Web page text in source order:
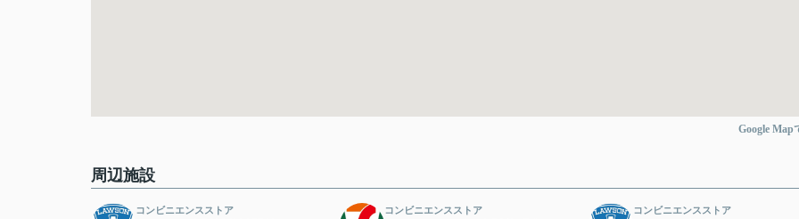
Google Map
周辺施設
コンビニエンスストア コンビニエンスストア コンビニエンスストア